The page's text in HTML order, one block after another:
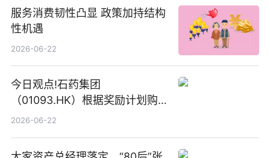
服务消费韧性凸显 政策加持结构
性机遇
2026-06-22
今日观点!石药集团
（01093.HK）根据奖励计划购
回580万股
2026-06-22